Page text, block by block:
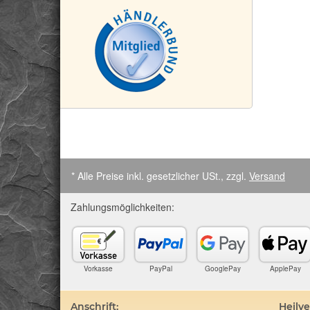
* Alle Preise inkl. gesetzlicher USt., zzgl. Versand
Zahlungsmöglichkeiten:
Vorkasse PayPal GooglePay ApplePay
Anschrift: